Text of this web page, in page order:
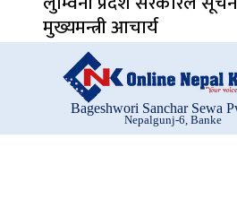
मुख्यमन्त्री आचार्य
Bageshwori Sanchar Sewa
Nepalgunj-6, Banke